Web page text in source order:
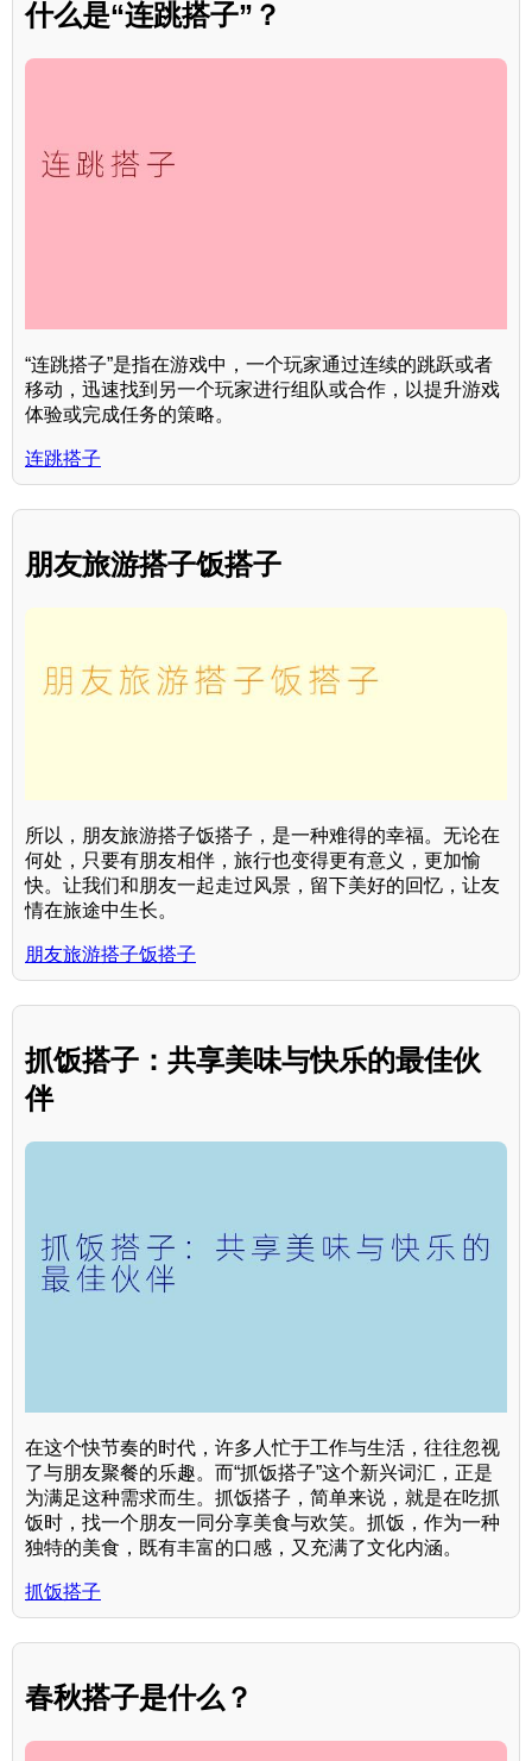
什么是“连跳搭子”？
“连跳搭子”是指在游戏中，一个玩家通过连续的跳跃或者
移动，迅速找到另一个玩家进行组队或合作，以提升游戏
体验或完成任务的策略。
连跳搭子
朋友旅游搭子饭搭子
所以，朋友旅游搭子饭搭子，是一种难得的幸福。无论在
何处，只要有朋友相伴，旅行也变得更有意义，更加愉
快。让我们和朋友一起走过风景，留下美好的回忆，让友
情在旅途中生长。
朋友旅游搭子饭搭子
抓饭搭子：共享美味与快乐的最佳伙
伴
在这个快节奏的时代，许多人忙于工作与生活，往往忽视
了与朋友聚餐的乐趣。而“抓饭搭子”这个新兴词汇，正是
为满足这种需求而生。抓饭搭子，简单来说，就是在吃抓
饭时，找一个朋友一同分享美食与欢笑。抓饭，作为一种
独特的美食，既有丰富的口感，又充满了文化内涵。
抓饭搭子
春秋搭子是什么？